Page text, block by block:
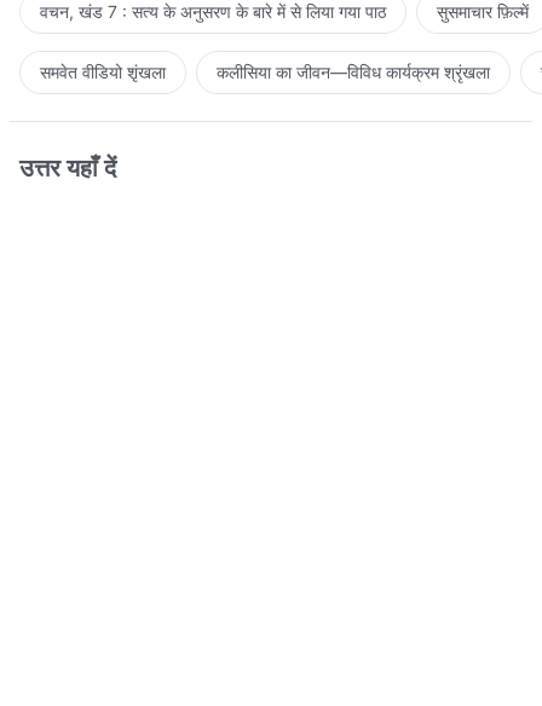
वचन, खंड 7 : सत्य के अनुसरण के बारे में से लिया गया पाठ सुसमाचार फ़िल्में
समवेत वीडियो शृंखला कलीसिया का जीवन—विविध कार्यक्रम श्रृंखला
उत्तर यहाँ दें